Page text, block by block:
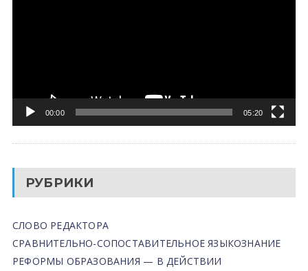
00:00 05:20
РУБРИКИ
СЛОВО РЕДАКТОРА
СРАВНИТЕЛЬНО-СОПОСТАВИТЕЛЬНОЕ ЯЗЫКОЗНАНИЕ
РЕФОРМЫ ОБРАЗОВАНИЯ — В ДЕЙСТВИИ